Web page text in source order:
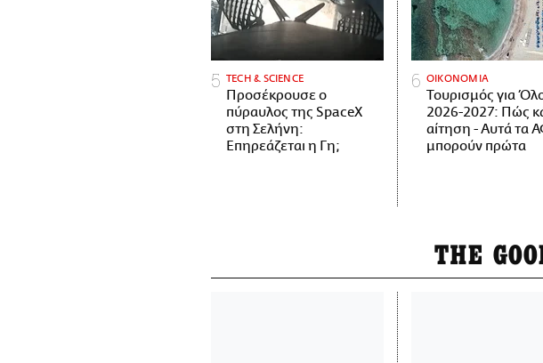
ΤECH & SCIENCE
Προσέκρουσε ο
πύραυλος της SpaceX
στη Σελήνη:
Επηρεάζεται η Γη;
ΟΙΚΟΝΟΜΙΑ
Τουρισμός για
2026-2027: Πώς
αίτηση - Αυτά τα
μπορούν πρώτα
THE